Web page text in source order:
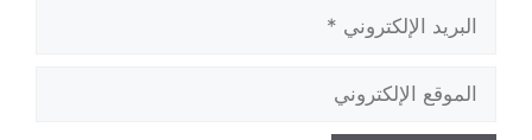
الإلكتروني
الإلكتروني